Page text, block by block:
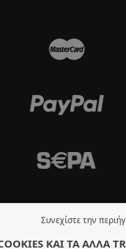
Συνεχίστε την
ΚΑΙ ΤΑ ΆΛΛΑ